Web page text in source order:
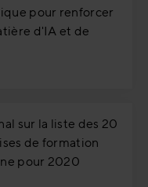
pour renforcer
d'IA et de
sur la liste des 20
de formation
pour 2020